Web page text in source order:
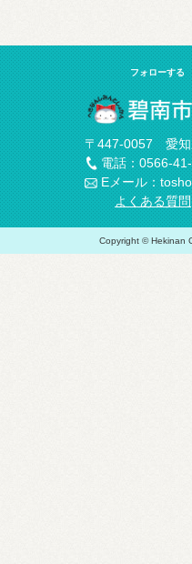
フォローする
〒447-0057 愛知
電話：0566-
Eメール：
よくある質問
Copyright © Hekinan